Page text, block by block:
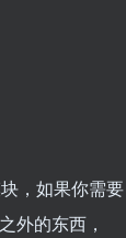
，如果你需要
外的东西，